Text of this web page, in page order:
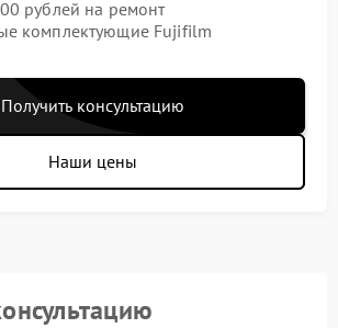
рублей на ремонт
комплектующие Fujifilm
Получить консультацию
Наши цены